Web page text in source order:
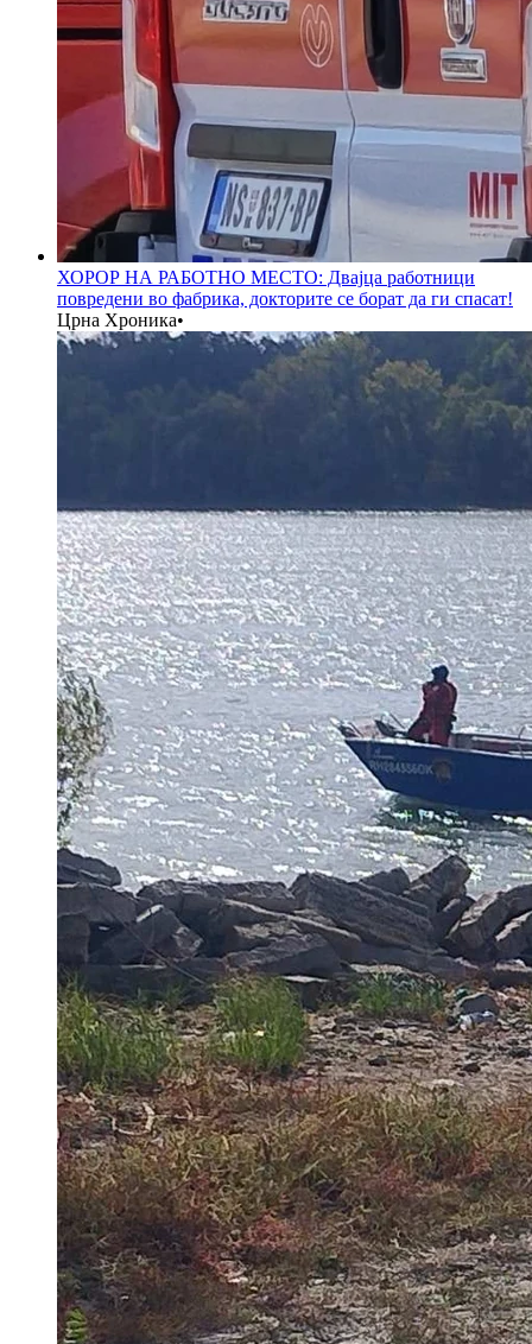
ХОРОР НА РАБОТНО МЕСТО: Двајца работници
повредени во фабрика, докторите се борат да ги спасат!
Црна Хроника•